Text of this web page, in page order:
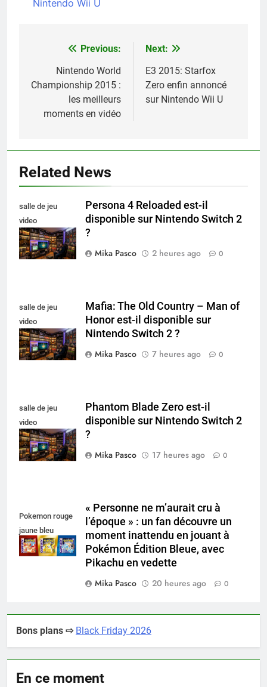
Nintendo Wii U
Navigation
l’article
Previous:
Nintendo World
Championship 2015 :
les meilleurs
moments en vidéo
Next:
E3 2015: Starfox
Zero enfin annoncé
sur Nintendo Wii U
Related News
salle de jeu
video
collectionneur
Persona 4 Reloaded est-il
disponible sur Nintendo Switch 2
?
Mika Pasco
2 heures ago 0
salle de jeu
video
collectionneur
Mafia: The Old Country – Man of
Honor est-il disponible sur
Nintendo Switch 2 ?
Mika Pasco
7 heures ago 0
salle de jeu
video
collectionneur
Phantom Blade Zero est-il
disponible sur Nintendo Switch 2
?
Mika Pasco
17 heures ago 0
Pokemon rouge
jaune bleu
« Personne ne m’aurait cru à
l’époque » : un fan découvre un
moment inattendu en jouant à
Pokémon Édition Bleue, avec
Pikachu en vedette
Mika Pasco
20 heures ago 0
Bons plans ⇨ Black Friday 2026
En ce moment